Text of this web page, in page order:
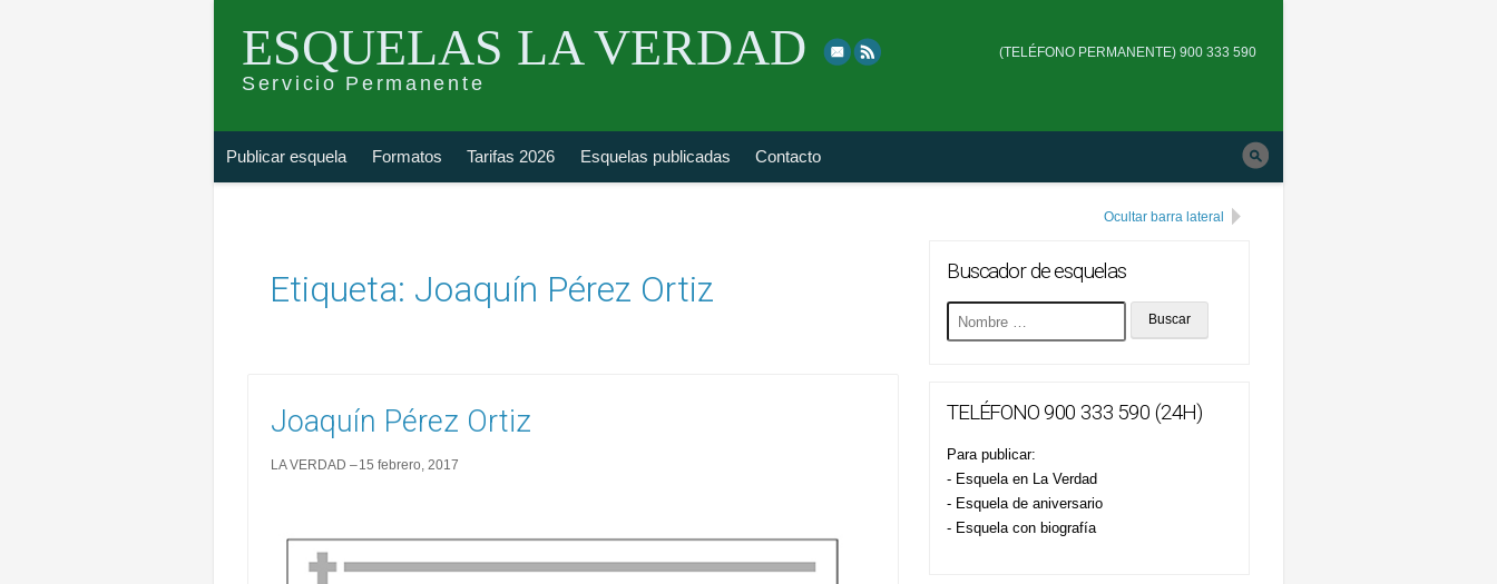
ESQUELAS LA VERDAD
Servicio Permanente
to
top
main
(TELÉFONO PERMANENTE) 900 333 590
Publicar esquela Formatos Tarifas 2026 Esquelas publicadas Contacto
esquela
Etiqueta: Joaquín Pérez Ortiz
Joaquín Pérez Ortiz
LA VERDAD 15 febrero, 2017
Ocultar barra lateral
Buscador de esquelas
Buscar
esquela
TELÉFONO 900 333 590 (24H)
Para publicar:
- Esquela en La Verdad
- Esquela de aniversario
- Esquela con biografía